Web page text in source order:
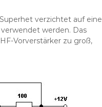
verzichtet auf eine
werden. Das
Vorverstärker zu groß,